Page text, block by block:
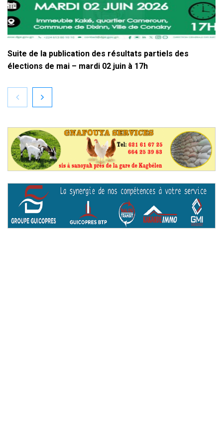
Suite de la publication des résultats partiels des
élections de mai – mardi 02 juin à 17h